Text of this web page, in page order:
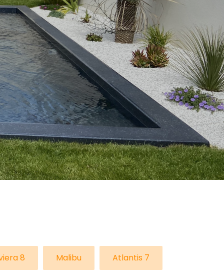
8 Malibu Atlantis 7